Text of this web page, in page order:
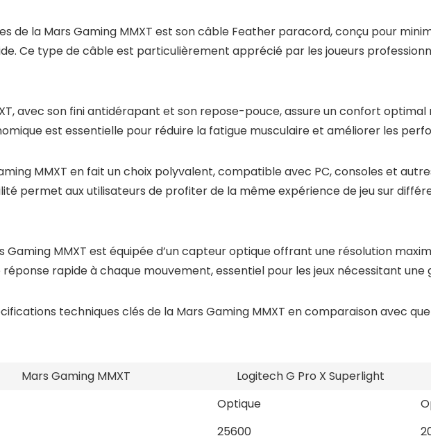
de la Mars Gaming MMXT est son câble Feather paracord, conçu pour
Ce type de câble est particulièrement apprécié par les joueurs
avec son fini antidérapant et son repose-pouce, assure un confort optimal
est essentielle pour réduire la fatigue musculaire et améliorer les
MMXT en fait un choix polyvalent, compatible avec PC, consoles et
permet aux utilisateurs de profiter de la même expérience de jeu sur
MMXT est équipée d’un capteur optique offrant une résolution
rapide à chaque mouvement, essentiel pour les jeux nécessitant une
techniques clés de la Mars Gaming MMXT en comparaison avec
Mars Gaming MMXT Logitech G Pro X Superlight
Optique
25600